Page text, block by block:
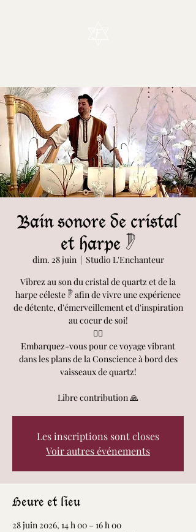
Bain sonore de cristal
et harpe 𓏢
dim. 28 juin
  |
Studio L'Enchanteur
Vibrez au son du cristal de quartz et de la
harpe céleste 𓏢 afin de vivre une expérience
de détente, d'émerveillement et d'inspiration
au coeur de soi!
🧘‍♀️
Embarquez-vous pour ce voyage vibrant
dans les plans de la Conscience à bord des
vaisseaux de quartz!
Libre contribution 🙏
Les inscriptions sont closes
Voir autres événements
Heure et lieu
28 juin 2026, 14 h 00 – 16 h 00